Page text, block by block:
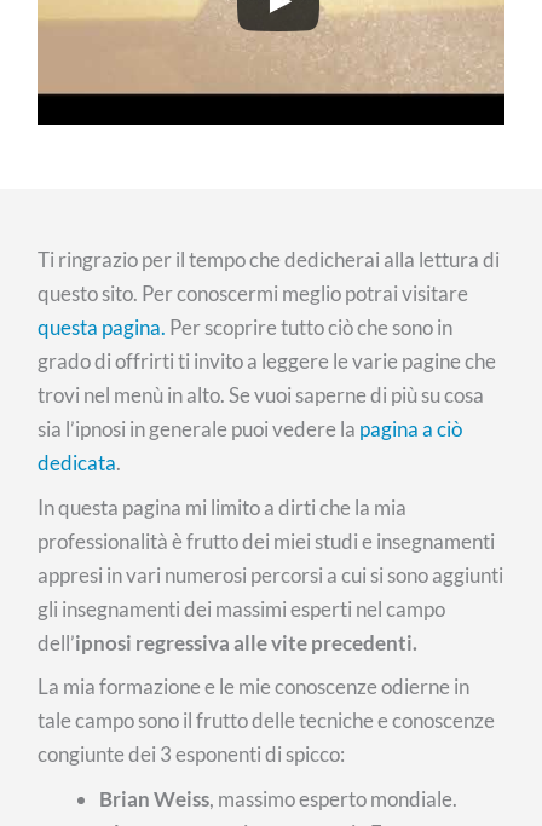
Ti ringrazio per il tempo che dedicherai alla lettura di
questo sito. Per conoscermi meglio potrai visitare
questa pagina. Per scoprire tutto ciò che sono in
grado di offrirti ti invito a leggere le varie pagine che
trovi nel menù in alto. Se vuoi saperne di più su cosa
sia l’ipnosi in generale puoi vedere la pagina a ciò
dedicata.
In questa pagina mi limito a dirti che la mia
professionalità è frutto dei miei studi e insegnamenti
appresi in vari numerosi percorsi a cui si sono aggiunti
gli insegnamenti dei massimi esperti nel campo
dell’ipnosi regressiva alle vite precedenti.
La mia formazione e le mie conoscenze odierne in
tale campo sono il frutto delle tecniche e conoscenze
congiunte dei 3 esponenti di spicco:
Brian Weiss, massimo esperto mondiale.